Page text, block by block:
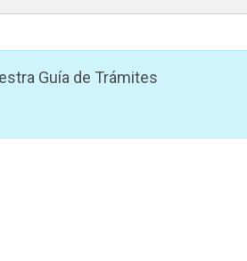
Guía de Trámites